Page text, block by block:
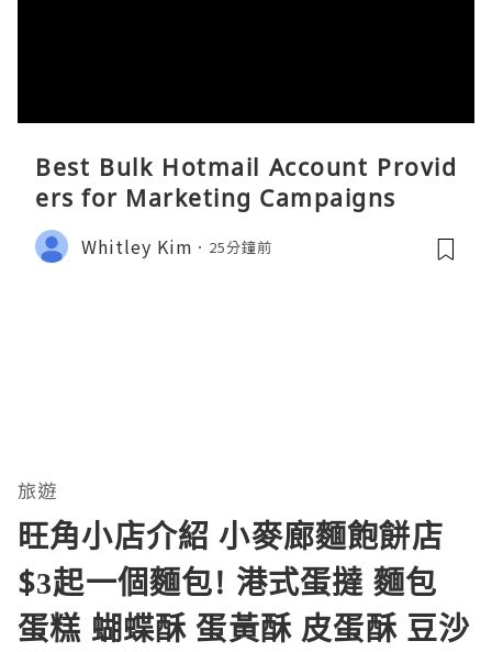
Best Bulk Hotmail Account Provid
ers for Marketing Campaigns
Whitley Kim 25分鐘前
旅遊
旺角小店介紹 小麥廊麵飽餅店
$3起一個麵包! 港式蛋撻 麵包
蛋糕 蝴蝶酥 蛋黃酥 皮蛋酥 豆沙